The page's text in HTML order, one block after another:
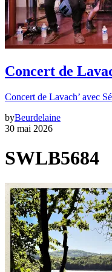
Concert de
Concert de Lavach’ avec
byBeurdelaine
30 mai 2026
SWLB5684